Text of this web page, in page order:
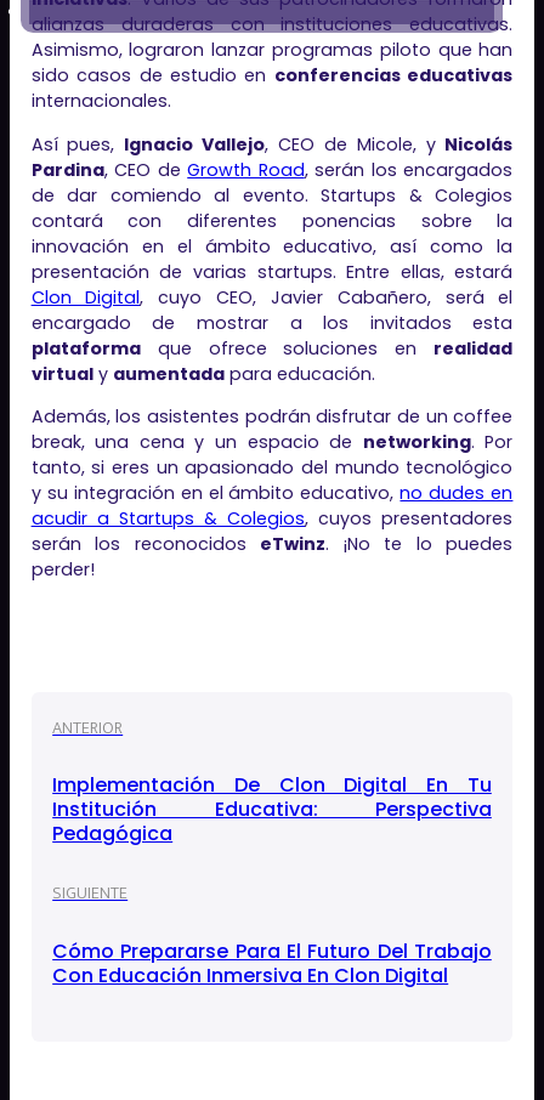
alianzas duraderas con instituciones educativas.
Asimismo, lograron lanzar programas piloto que han
sido casos de estudio en conferencias educativas
internacionales.
Así pues, Ignacio Vallejo, CEO de Micole, y Nicolás
Pardina, CEO deGrowth Road, serán los encargados
de dar comiendo al evento. Startups & Colegios
contará con diferentes ponencias sobre la
innovación en el ámbito educativo, así como la
presentación de varias startups. Entre ellas, estará
Clon Digital, cuyo CEO, Javier Cabañero, será el
encargado de mostrar a los invitados esta
plataformaque ofrece soluciones en realidad
virtualy aumentadapara educación.
Además, los asistentes podrán disfrutar de un coffee
break, una cena y un espacio de networking. Por
tanto, si eres un apasionado del mundo tecnológico
y su integración en el ámbito educativo,no dudes en
acudir a Startups & Colegios, cuyos presentadores
serán los reconocidos eTwinz. ¡No te lo puedes
perder!
ANTERIOR
Implementación De Clon Digital En Tu
Institución Educativa: Perspectiva
Pedagógica
SIGUIENTE
Cómo Prepararse Para El Futuro Del Trabajo
Con Educación Inmersiva En Clon Digital